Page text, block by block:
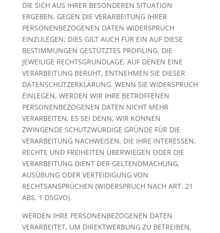
DIE SICH AUS IHRER BESONDEREN SITUATION
ERGEBEN, GEGEN DIE VERARBEITUNG IHRER
PERSONENBEZOGENEN DATEN WIDERSPRUCH
EINZULEGEN; DIES GILT AUCH FÜR EIN AUF DIESE
BESTIMMUNGEN GESTÜTZTES PROFILING. DIE
JEWEILIGE RECHTSGRUNDLAGE, AUF DENEN EINE
VERARBEITUNG BERUHT, ENTNEHMEN SIE DIESER
DATENSCHUTZERKLÄRUNG. WENN SIE WIDERSPRUCH
EINLEGEN, WERDEN WIR IHRE BETROFFENEN
PERSONENBEZOGENEN DATEN NICHT MEHR
VERARBEITEN, ES SEI DENN, WIR KÖNNEN
ZWINGENDE SCHUTZWÜRDIGE GRÜNDE FÜR DIE
VERARBEITUNG NACHWEISEN, DIE IHRE INTERESSEN,
RECHTE UND FREIHEITEN ÜBERWIEGEN ODER DIE
VERARBEITUNG DIENT DER GELTENDMACHUNG,
AUSÜBUNG ODER VERTEIDIGUNG VON
RECHTSANSPRÜCHEN (WIDERSPRUCH NACH ART. 21
ABS. 1 DSGVO).
WERDEN IHRE PERSONENBEZOGENEN DATEN
VERARBEITET, UM DIREKTWERBUNG ZU BETREIBEN,